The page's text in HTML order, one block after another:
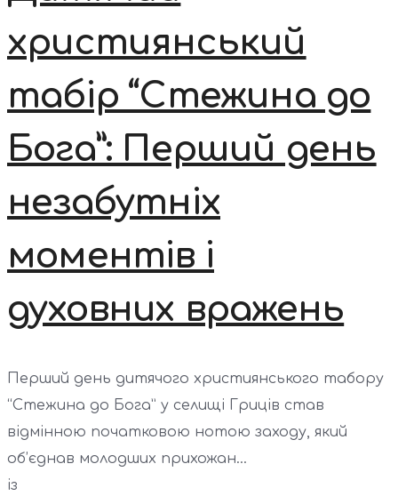
християнський
табір “Стежина до
Бога”: Перший день
незабутніх
моментів і
духовних вражень
Перший день дитячого християнського табору
“Стежина до Бога” у селищі Гриців став
відмінною початковою нотою заходу, який
об’єднав молодших прихожан...
із